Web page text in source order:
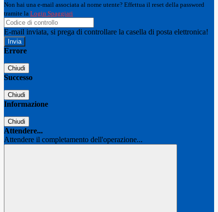
Non hai una e-mail associata al nome utente? Effettua il reset della password
tramite la Login Spaggiari
E-mail inviata, si prega di controllare la casella di posta elettronica!
Errore
Chiudi
Successo
Chiudi
Informazione
Chiudi
Attendere...
Attendere il completamento dell'operazione...